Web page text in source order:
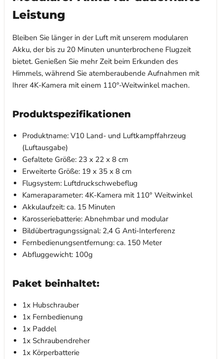
Leistung
Bleiben Sie länger in der Luft mit unserem modularen
Akku, der bis zu 20 Minuten ununterbrochene Flugzeit
bietet. Genießen Sie mehr Zeit beim Erkunden des
Himmels, während Sie atemberaubende Aufnahmen mit
Ihrer 4K-Kamera mit einem 110°-Weitwinkel machen.
Produktspezifikationen
Produktname: V10 Land- und Luftkampffahrzeug
(Luftausgabe)
Gefaltete Größe: 23 x 22 x 8 cm
Erweiterte Größe: 19 x 35 x 8 cm
Flugsystem: Luftdruckschwebeflug
Kameraparameter: 4K-Kamera mit 110° Weitwinkel
Akkulaufzeit: ca. 15 Minuten
Karosseriebatterie: Abnehmbar und modular
Bildübertragungssignal: 2,4 G Anti-Interferenz
Fernbedienungsentfernung: ca. 150 Meter
Abfluggewicht: 100g
Paket beinhaltet:
1x Hubschrauber
1x Fernbedienung
1x Paddel
1x Schraubendreher
1x Körperbatterie